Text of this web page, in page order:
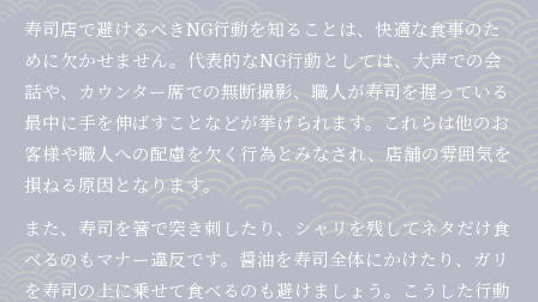
寿司店で避けるべきNG行動を知ることは、快適な食事のた
めに欠かせません。代表的なNG行動としては、大声での会
話や、カウンター席での無断撮影、職人が寿司を握っている
最中に手を伸ばすことなどが挙げられます。これらは他のお
客様や職人への配慮を欠く行為とみなされ、店舗の雰囲気を
損ねる原因となります。
また、寿司を箸で突き刺したり、シャリを残してネタだけ食
べるのもマナー違反です。醤油を寿司全体にかけたり、ガリ
を寿司の上に乗せて食べるのも避けましょう。こうした行動